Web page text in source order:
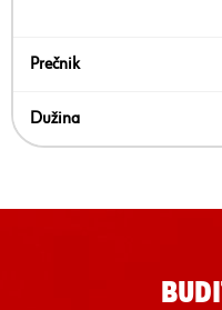
Prečnik
Dužina